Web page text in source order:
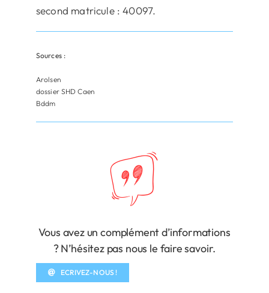
second matricule : 40097.
Sources :
Arolsen
dossier SHD Caen
Bddm
Vous avez un complément d’informations
? N’hésitez pas nous le faire savoir.
ECRIVEZ-NOUS !